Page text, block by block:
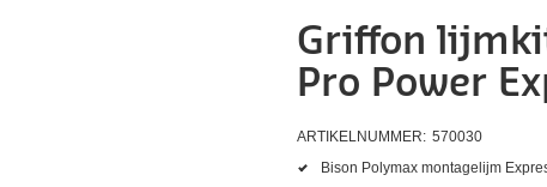
Griffon
Pro Power
ARTIKELNUMMER: 570030
Bison Polymax montagelijm